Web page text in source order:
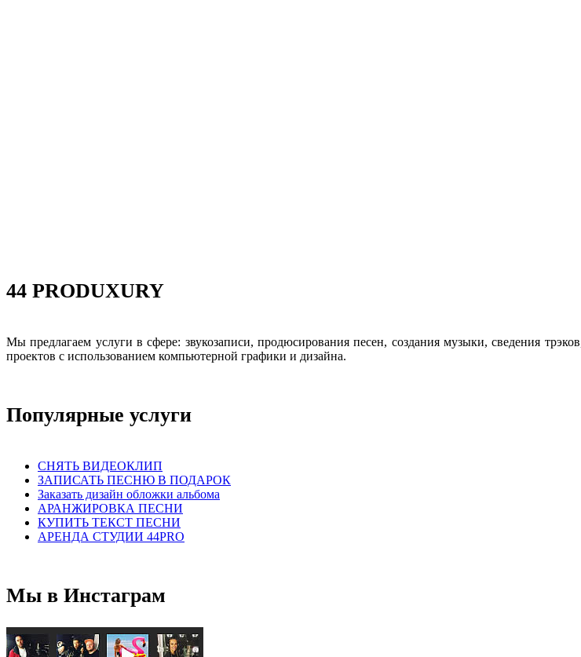
44 PRODUXURY
Мы предлагаем услуги в сфере: звукозаписи, продюсирования песен, создания музыки, сведения
проектов с использованием компьютерной графики и дизайна.
Популярные услуги
СНЯТЬ ВИДЕОКЛИП
ЗАПИСАТЬ ПЕСНЮ В ПОДАРОК
Заказать дизайн обложки альбома
АРАНЖИРОВКА ПЕСНИ
КУПИТЬ ТЕКСТ ПЕСНИ
АРЕНДА СТУДИИ 44PRO
Мы в Инстаграм